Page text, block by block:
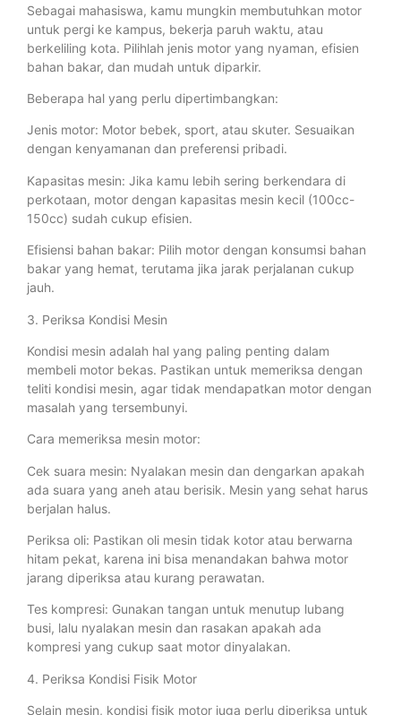
Sebagai mahasiswa, kamu mungkin membutuhkan motor
untuk pergi ke kampus, bekerja paruh waktu, atau
berkeliling kota. Pilihlah jenis motor yang nyaman, efisien
bahan bakar, dan mudah untuk diparkir.
Beberapa hal yang perlu dipertimbangkan:
Jenis motor: Motor bebek, sport, atau skuter. Sesuaikan
dengan kenyamanan dan preferensi pribadi.
Kapasitas mesin: Jika kamu lebih sering berkendara di
perkotaan, motor dengan kapasitas mesin kecil (100cc-
150cc) sudah cukup efisien.
Efisiensi bahan bakar: Pilih motor dengan konsumsi bahan
bakar yang hemat, terutama jika jarak perjalanan cukup
jauh.
3. Periksa Kondisi Mesin
Kondisi mesin adalah hal yang paling penting dalam
membeli motor bekas. Pastikan untuk memeriksa dengan
teliti kondisi mesin, agar tidak mendapatkan motor dengan
masalah yang tersembunyi.
Cara memeriksa mesin motor:
Cek suara mesin: Nyalakan mesin dan dengarkan apakah
ada suara yang aneh atau berisik. Mesin yang sehat harus
berjalan halus.
Periksa oli: Pastikan oli mesin tidak kotor atau berwarna
hitam pekat, karena ini bisa menandakan bahwa motor
jarang diperiksa atau kurang perawatan.
Tes kompresi: Gunakan tangan untuk menutup lubang
busi, lalu nyalakan mesin dan rasakan apakah ada
kompresi yang cukup saat motor dinyalakan.
4. Periksa Kondisi Fisik Motor
Selain mesin, kondisi fisik motor juga perlu diperiksa untuk